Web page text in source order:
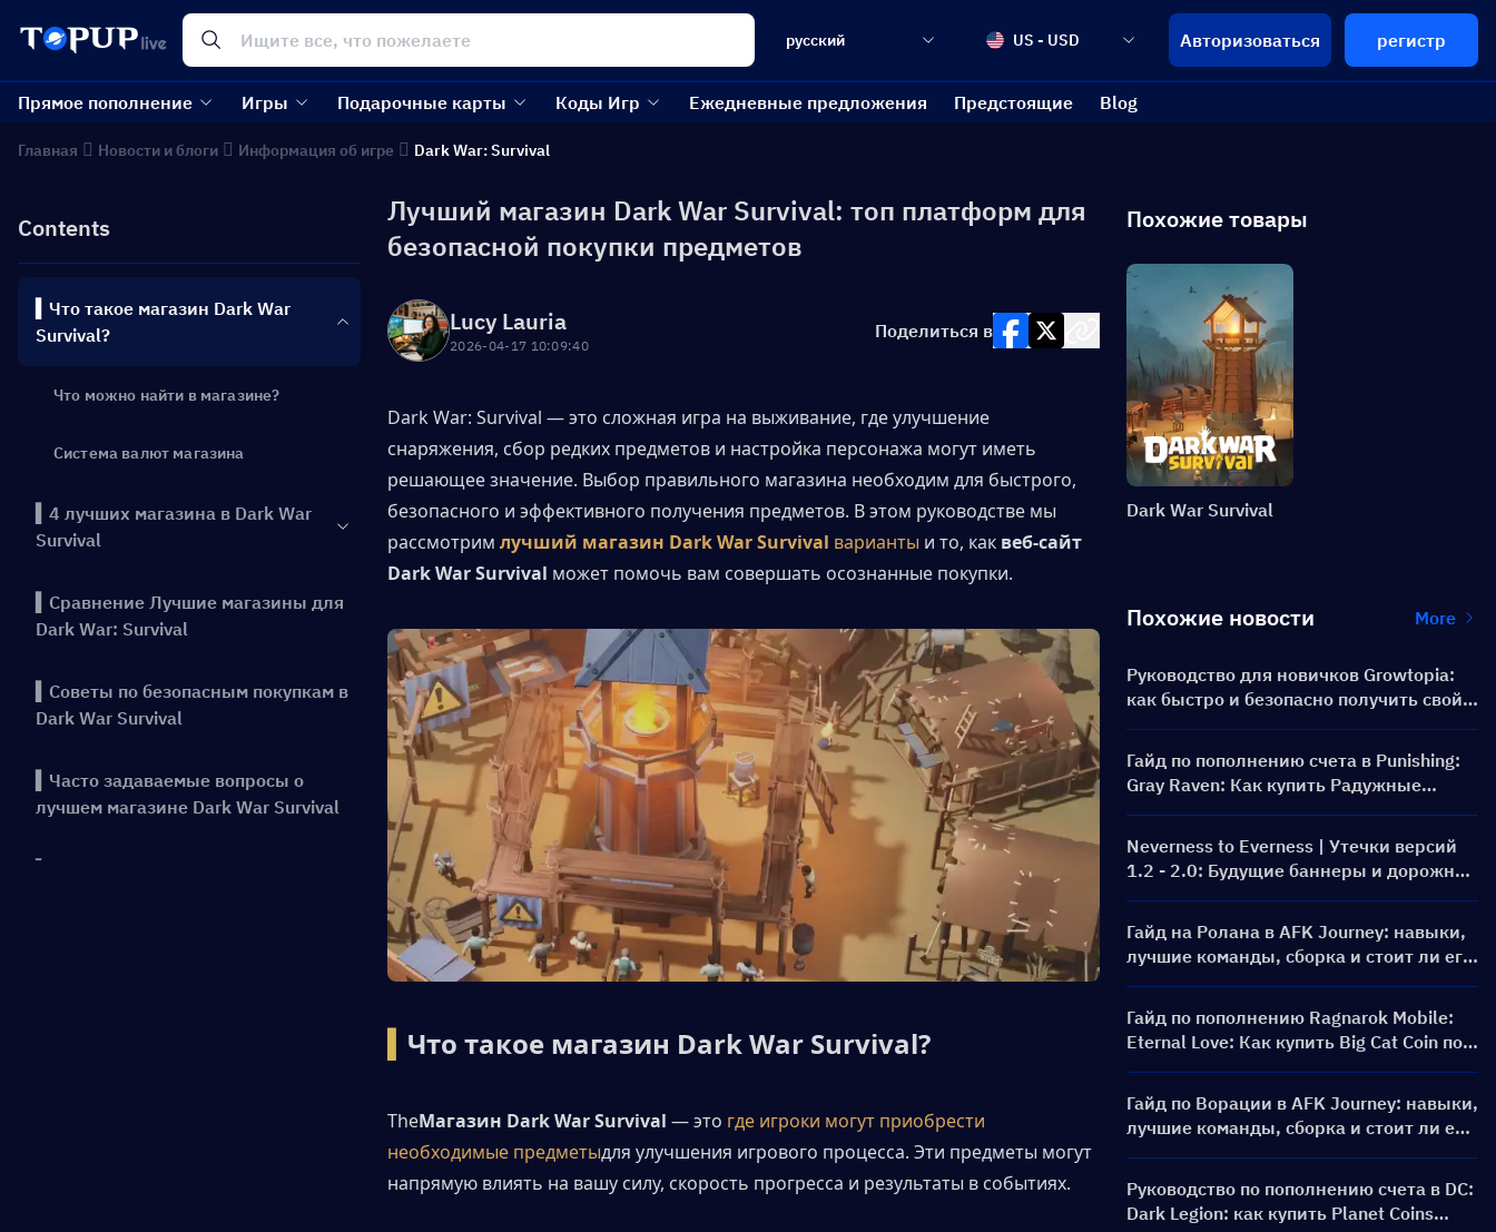
русский US - USD Авторизоваться регистр
Прямое пополнение Игры Подарочные карты Коды Игр Ежедневные предложения Предстоящие Blog
Главная Новости и блоги Информация об игре Dark War: Survival
Contents
▍Что такое магазин Dark War
Survival?
Что можно найти в магазине?
Система валют магазина
▍4 лучших магазина в Dark War
Survival
▍Сравнение Лучшие магазины для
Dark War: Survival
▍Советы по безопасным покупкам в
Dark War Survival
▍Часто задаваемые вопросы о
лучшем магазине Dark War Survival
Лучший магазин Dark War Survival: топ платформ для
безопасной покупки предметов
Lucy Lauria
2026-04-17 10:09:40
Поделиться в
Dark War: Survival — это сложная игра на выживание, где улучшение
снаряжения, сбор редких предметов и настройка персонажа могут иметь
решающее значение. Выбор правильного магазина необходим для быстрого,
безопасного и эффективного получения предметов. В этом руководстве мы
рассмотрим лучший магазин Dark War Survival варианты и то, как веб-сайт
Dark War Survival может помочь вам совершать осознанные покупки.
Что такое магазин Dark War Survival?
TheМагазин Dark War Survival — это где игроки могут приобрести
необходимые предметыдля улучшения игрового процесса. Эти предметы могут
напрямую влиять на вашу силу, скорость прогресса и результаты в событиях.
Похожие товары
Dark War Survival
Похожие новости More
Руководство для новичков Growtopia:
как быстро и безопасно получить свой
первый World Lock
Гайд по пополнению счета в Punishing:
Gray Raven: Как купить Радужные
карты по выгодной цене?
Neverness to Everness | Утечки версий
1.2 - 2.0: Будущие баннеры и дорожная
карта!
Гайд на Ролана в AFK Journey: навыки,
лучшие команды, сборка и стоит ли его
призывать?
Гайд по пополнению Ragnarok Mobile:
Eternal Love: Как купить Big Cat Coin по
более выгодной цене?
Гайд по Ворации в AFK Journey: навыки,
лучшие команды, сборка и стоит ли её
призывать?
Руководство по пополнению счета в DC:
Dark Legion: как купить Planet Coins